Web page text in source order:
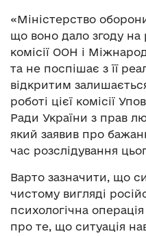
«Міністерство
що воно дало згоду на
комісії ООН і
та не поспішає з її
відкритим
роботі цієї комісії
Ради України з прав
який заявив про
час розслідування
Варто зазначити, що
чистому вигляді
психологічна
про те, що ситуація